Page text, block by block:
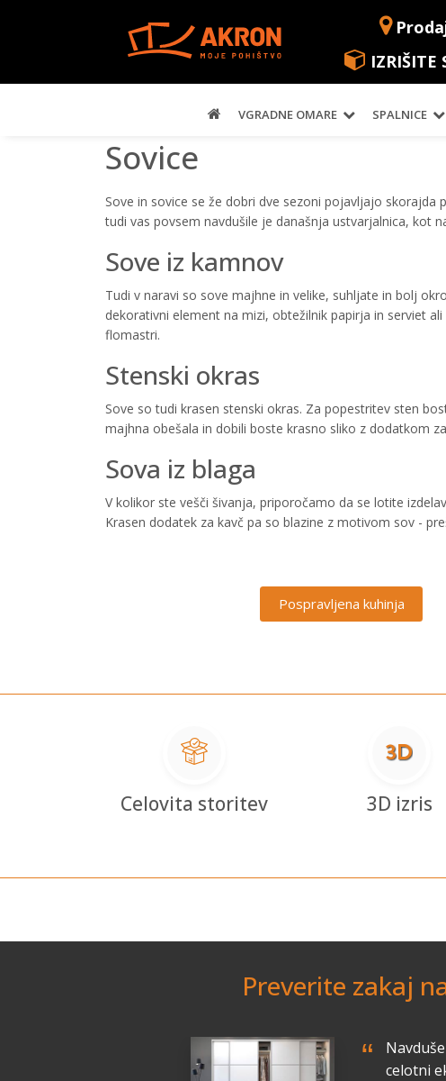
IZRIŠITE
VGRADNE OMARE SPALNICE
Sovice
Sove in sovice se že dobri dve sezoni pojavljajo
tudi vas povsem navdušile je današnja ustvarjalnica, kot
Sove iz kamnov
Tudi v naravi so sove majhne in velike, suhljate in bolj
dekorativni element na mizi, obtežilnik papirja in serviet
flomastri.
Stenski okras
Sove so tudi krasen stenski okras. Za popestritev sten
majhna obešala in dobili boste krasno sliko z dodatkom
Sova iz blaga
V kolikor ste vešči šivanja, priporočamo da se lotite
Krasen dodatek za kavč pa so blazine z motivom sov -
Pospravljena kuhinja
Celovita storitev 3D izris
Preverite zakaj
“
celotni